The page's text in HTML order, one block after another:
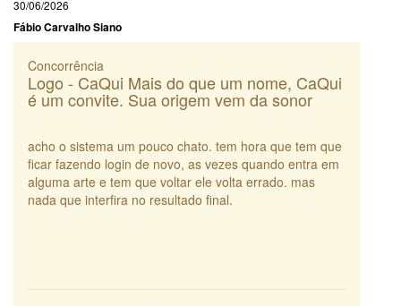
30/06/2026
Fábio Carvalho Siano
Concorrência
Logo - CaQui Mais do que um nome, CaQui
é um convite. Sua origem vem da sonor
acho o sistema um pouco chato. tem hora que tem que
ficar fazendo login de novo, as vezes quando entra em
alguma arte e tem que voltar ele volta errado. mas
nada que interfira no resultado final.